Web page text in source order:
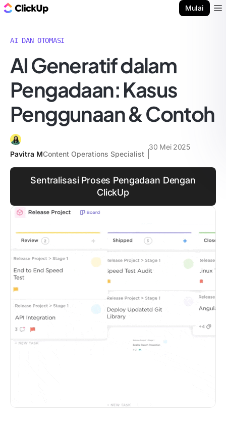
Mulai
AI DAN OTOMASI
AI Generatif dalam
Pengadaan: Kasus
Penggunaan & Contoh
Pavitra MContent Operations Specialist
30 Mei 2025
Sentralisasi Proses Pengadaan Dengan
ClickUp